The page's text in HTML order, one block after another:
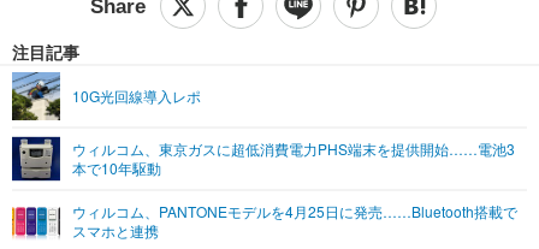
ショッピング その他
エンタメTOP 映画・ドラマ
グラビア
ショッピング その他
ライフTOP
その他
リリース一覧
プッシュ通知の停止方法
注目記事
10G光回線導入レポ
ウィルコム、東京ガスに超低消費電力PHS端末を提供開始……電池3
本で10年駆動
ウィルコム、PANTONEモデルを4月25日に発売……Bluetooth搭載で
スマホと連携